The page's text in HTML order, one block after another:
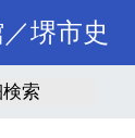
堺市史
索